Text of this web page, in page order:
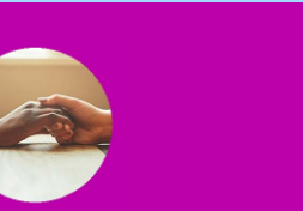
Entre em contato conosco e
nos ajudar.
mais